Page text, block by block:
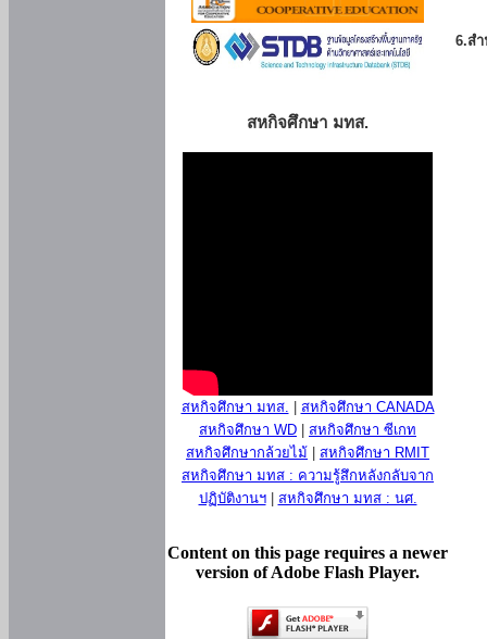
สหกิจศึกษา มทส.
สหกิจศึกษา มทส.
สหกิจศึกษา CANADA
สหกิจศึกษา WD
สหกิจศึกษา ซีเกท
สหกิจศึกษากล้วยไม้
สหกิจศึกษา RMIT
สหกิจศึกษา มทส : ความรู้สึกหลังกลับจาก
ปฏิบัติงานฯ| สหกิจศึกษา มทส : นศ.
Content on this page requires a newer
version of Adobe Flash Player.
6.ส